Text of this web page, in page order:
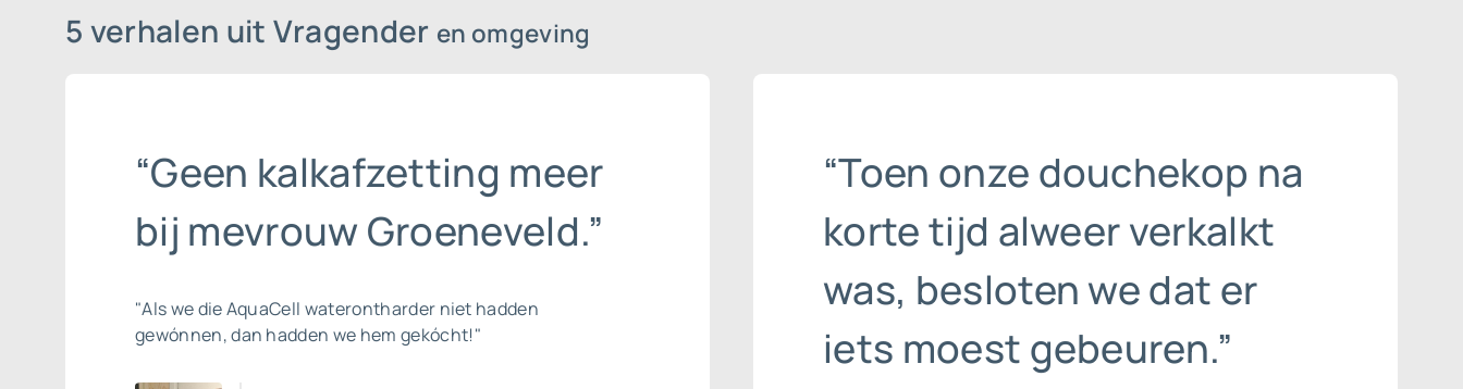
5 verhalen uit Vragender en omgeving
“Geen kalkafzetting meer
bij mevrouw Groeneveld.”
"Als we die AquaCell waterontharder niet hadden
gewónnen, dan hadden we hem gekócht!"
“Toen onze douchekop na
korte tijd alweer verkalkt
was, besloten we dat er
iets moest gebeuren.”